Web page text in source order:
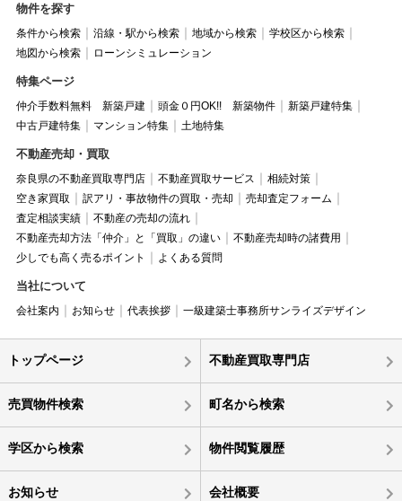
物件を探す
条件から検索 沿線・駅から検索 地域から検索
学校区から検索
地図から検索
ローンシミュレーション
特集ページ
仲介手数料無料 新築戸建 頭金０円OK!! 新築物件
新築戸建特集
中古戸建特集
マンション特集 土地特集
不動産売却・買取
奈良県の不動産買取専門店 不動産買取サービス
相続対策
空き家買取
訳アリ・事故物件の買取・売却
売却査定フォーム
査定相談実績
不動産の売却の流れ
不動産売却方法「仲介」と「買取」の違い
不動産売却時の諸費用
少しでも高く売るポイント
よくある質問
当社について
会社案内 お知らせ 代表挨拶 一級建築士事務所サンライズデザイン
トップページ 不動産買取専門店
売買物件検索 町名から検索
学区から検索 物件閲覧履歴
お知らせ 会社概要